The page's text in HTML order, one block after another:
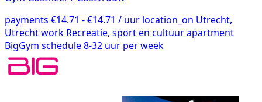
payments €14.71 - €14.71 / uur location_on Utrecht,
Utrechtwork Recreatie, sport en cultuurapartment
BigGym schedule8-32 uur per week